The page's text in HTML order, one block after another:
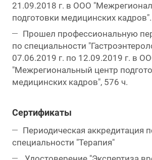
21.09.2018 г. в ООО
подготовки медицинских кадров".
Прошел профессиональную
по специальности
07.06.2019 г. по 12.09.2019 г. в
"Межрегиональный центр
медицинских кадров", 576 ч.
Сертификаты
Периодическая аккредитация
специальности "Терапия"